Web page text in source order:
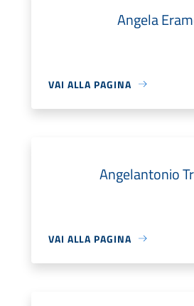
Angela
VAI ALLA PAGINA
Angelantonio
VAI ALLA PAGINA